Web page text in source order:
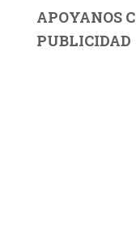
APOYANOS
PUBLICIDAD